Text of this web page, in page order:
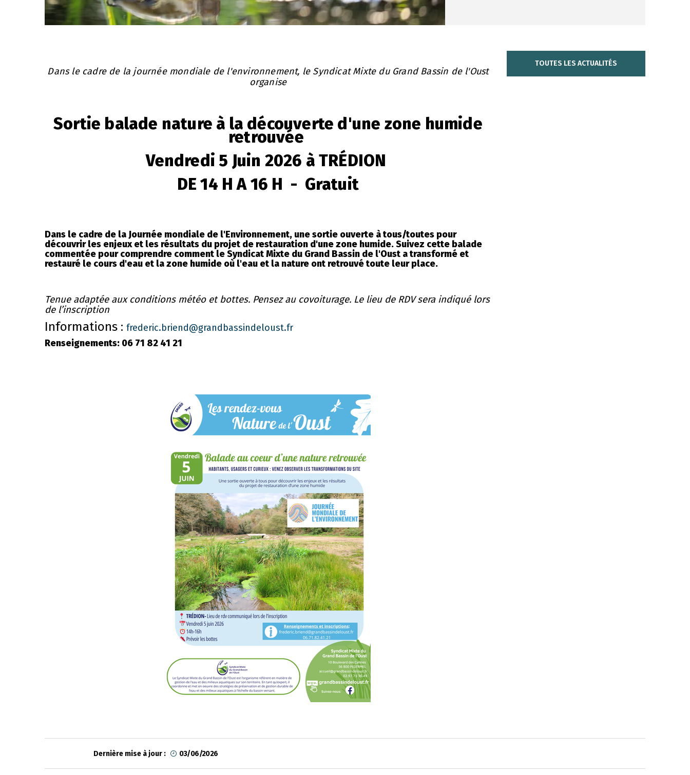
Dans le cadre de la journée mondiale de l'environnement, le Syndicat Mixte du Grand Bassin de l'Oust
organise
Sortie balade nature à la découverte d'une zone humide
retrouvée
Vendredi 5 Juin 2026 à TRÉDION
DE 14 H A 16 H - Gratuit
Dans le cadre de la Journée mondiale de l'Environnement, une sortie ouverte à tous/toutes pour
découvrir les enjeux et les résultats du projet de restauration d'une zone humide. Suivez cette balade
commentée pour comprendre comment le Syndicat Mixte du Grand Bassin de l'Oust a transformé et
restauré le cours d'eau et la zone humide où l'eau et la nature ont retrouvé toute leur place.
Tenue adaptée aux conditions météo et bottes. Pensez au covoiturage. Le lieu de RDV sera indiqué lors
de l’inscription
Informations : frederic.briend@grandbassindeloust.fr
Renseignements: 06 71 82 41 21
TOUTES LES ACTUALITÉS
Dernière mise à jour : 03/06/2026